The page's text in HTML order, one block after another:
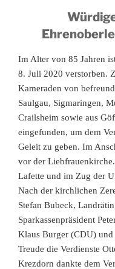
Im Alter von 85 Jahren
8. Juli 2020 verstorben.
Kameraden von
Saulgau, Sigmaringen,
Crailsheim sowie aus
eingefunden, um dem
Geleit zu geben. Im
vor der
Lafette und im Zug der
Nach der kirchlichen
Stefan Bubeck,
Sparkassenpräsident
Klaus Burger (CDU)
Treude die Verdienste
Krezdorn dankte dem